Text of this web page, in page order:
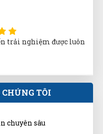
TÔI
chuyên sâu